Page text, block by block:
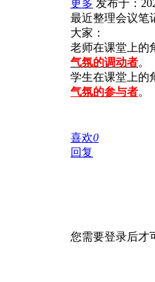
更多 发布于：
最近整理会议笔
大家：
老师在课堂上的
气氛的调动者。
学生在课堂上的
气氛的参与者。
喜欢0
回复
您需要登录后才